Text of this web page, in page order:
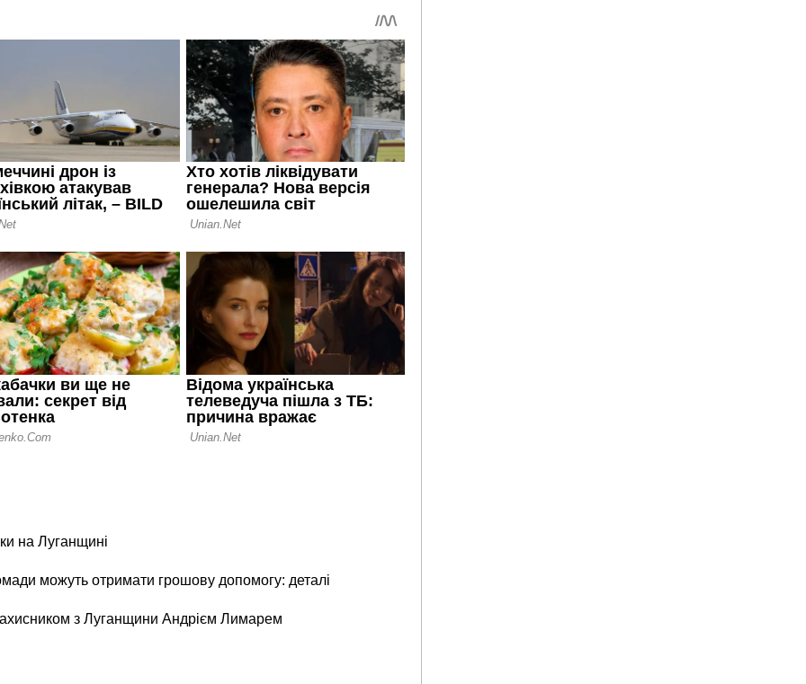
на Луганщині
можуть отримати грошову допомогу: деталі
з Луганщини Андрієм Лимарем